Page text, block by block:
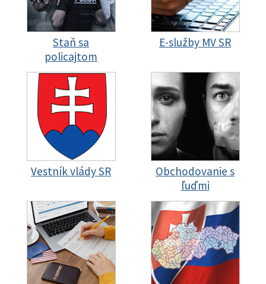
Staň sa
policajtom
E-služby MV SR
Vestník vlády SR
Obchodovanie s
ľuďmi